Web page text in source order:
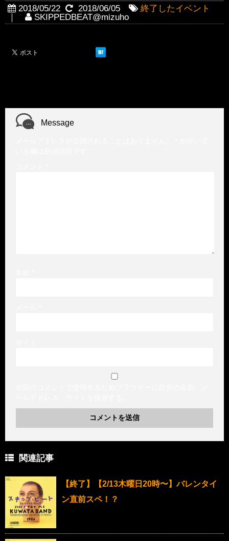
2018/05/22 2018/06/05
終了したイベント
｜
SKIPPEDBEAT@mizuho
Message
関連記事
【終了】【2/13木曜日20時〜】バレンタイ
ン直前スペ！？